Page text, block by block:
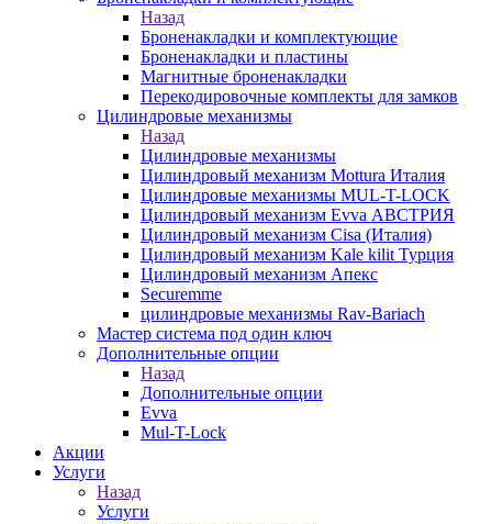
Назад
Броненакладки и комплектующие
Броненакладки и пластины
Магнитные броненакладки
Перекодировочные комплекты для замков
Цилиндровые механизмы
Назад
Цилиндровые механизмы
Цилиндровый механизм Mottura Италия
Цилиндровые механизмы MUL-T-LOCK
Цилиндровый механизм Evva АВСТРИЯ
Цилиндровый механизм Cisa (Италия)
Цилиндровый механизм Kale kilit Турция
Цилиндровый механизм Апекс
Securemme
цилиндровые механизмы Rav-Bariach
Мастер система под один ключ
Дополнительные опции
Назад
Дополнительные опции
Evva
Mul-T-Lock
Акции
Услуги
Назад
Услуги